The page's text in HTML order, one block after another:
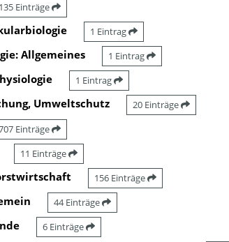
135 Einträge
1 Eintrag
Allgemeines 1 Eintrag
1 Eintrag
Umweltschutz 20 Einträge
Einträge
11 Einträge
156 Einträge
44 Einträge
6 Einträge